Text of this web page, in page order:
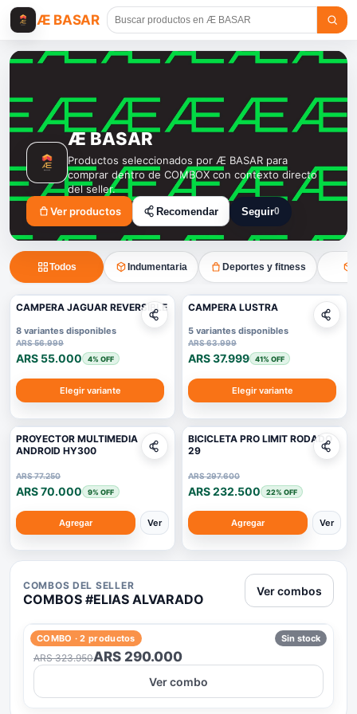
Æ BASAR
Æ BASAR
Productos seleccionados por Æ BASAR para
comprar dentro de COMBOX con contexto directo
del seller.
Ver productos
Recomendar Seguir0
Seguir a Æ BASAR
Todos Indumentaria Deportes y fitness
CAMPERA JAGUAR REVERSIBLE
8 variantes disponibles
ARS 56.999
ARS 55.000 4% OFF
Elegir variante
CAMPERA LUSTRA
5 variantes disponibles
ARS 63.999
ARS 37.999 41% OFF
Elegir variante
PROYECTOR MULTIMEDIA
ANDROID HY300
ARS 77.250
ARS 70.000 9% OFF
Agregar Ver
BICICLETA PRO LIMIT RODADO
29
ARS 297.600
ARS 232.500 22% OFF
Agregar Ver
COMBOS DEL SELLER
COMBOS #ELIAS ALVARADO
Ver combos
COMBO ·2 productos Sin stock
combo cocina
ARS 323.950ARS 290.000
Ver combo